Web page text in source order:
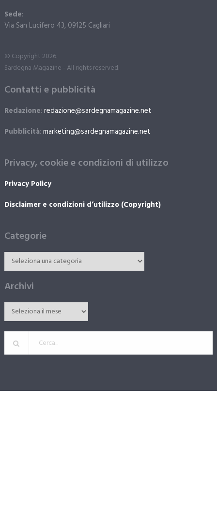
Sede:
Via San Lucifero 43, 09125 Cagliari
© Copyright 2026.
Sardegna Magazine - All rights reserved.
Contatti e pubblicità
Redazione: redazione@sardegnamagazine.net
Pubblicità: marketing@sardegnamagazine.net
Privacy, cookie e condizioni di utilizzo
Privacy Policy
Disclaimer e condizioni d’utilizzo (Copyright)
Categorie
Archivi